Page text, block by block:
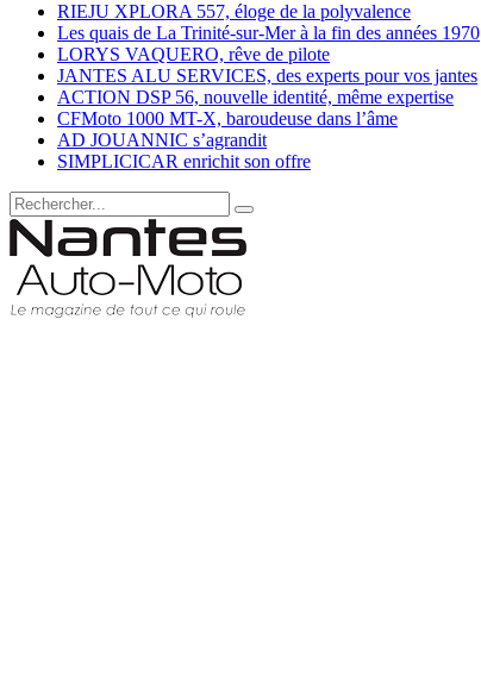
RIEJU XPLORA 557, éloge de la polyvalence
Les quais de La Trinité-sur-Mer à la fin des années 1970
LORYS VAQUERO, rêve de pilote
JANTES ALU SERVICES, des experts pour vos jantes
ACTION DSP 56, nouvelle identité, même expertise
CFMoto 1000 MT-X, baroudeuse dans l’âme
AD JOUANNIC s’agrandit
SIMPLICICAR enrichit son offre